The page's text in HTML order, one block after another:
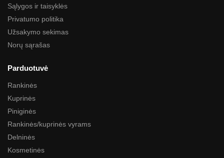
Sąlygos ir taisyklės
Privatumo politika
Užsakymo sekimas
Norų sąrašas
Parduotuvė
Rankinės
Kuprinės
Piniginės
Rankinės/kuprinės vyrams
Delninės
Kosmetinės